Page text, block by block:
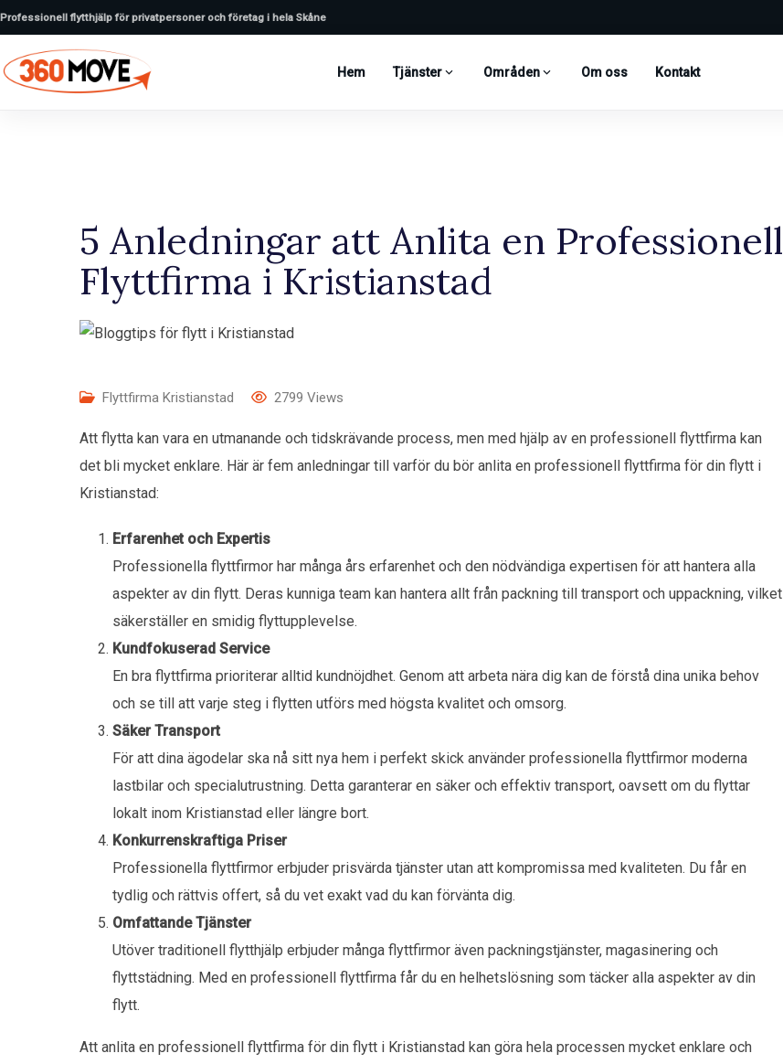
Professionell flytthjälp för privatpersoner och företag i hela Skåne
Hem Tjänster Områden Om oss Kontakt
5 Anledningar att Anlita en Professionell
Flyttfirma i Kristianstad
Flyttfirma Kristianstad 2799 Views
Att flytta kan vara en utmanande och tidskrävande process, men med hjälp av en professionell flyttfirma kan
det bli mycket enklare. Här är fem anledningar till varför du bör anlita en professionell flyttfirma för din flytt i
Kristianstad:
Erfarenhet och Expertis
Professionella flyttfirmor har många års erfarenhet och den nödvändiga expertisen för att hantera alla
aspekter av din flytt. Deras kunniga team kan hantera allt från packning till transport och uppackning, vilket
säkerställer en smidig flyttupplevelse.
Kundfokuserad Service
En bra flyttfirma prioriterar alltid kundnöjdhet. Genom att arbeta nära dig kan de förstå dina unika behov
och se till att varje steg i flytten utförs med högsta kvalitet och omsorg.
Säker Transport
För att dina ägodelar ska nå sitt nya hem i perfekt skick använder professionella flyttfirmor moderna
lastbilar och specialutrustning. Detta garanterar en säker och effektiv transport, oavsett om du flyttar
lokalt inom Kristianstad eller längre bort.
Konkurrenskraftiga Priser
Professionella flyttfirmor erbjuder prisvärda tjänster utan att kompromissa med kvaliteten. Du får en
tydlig och rättvis offert, så du vet exakt vad du kan förvänta dig.
Omfattande Tjänster
Utöver traditionell flytthjälp erbjuder många flyttfirmor även packningstjänster, magasinering och
flyttstädning. Med en professionell flyttfirma får du en helhetslösning som täcker alla aspekter av din
flytt.
Att anlita en professionell flyttfirma för din flytt i Kristianstad kan göra hela processen mycket enklare och